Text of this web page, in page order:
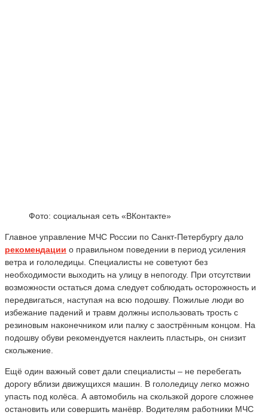
Фото: социальная сеть «ВКонтакте»
Главное управление МЧС России по Санкт-Петербургу дало
рекомендации о правильном поведении в период усиления
ветра и гололедицы. Специалисты не советуют без
необходимости выходить на улицу в непогоду. При отсутствии
возможности остаться дома следует соблюдать осторожность и
передвигаться, наступая на всю подошву. Пожилые люди во
избежание падений и травм должны использовать трость с
резиновым наконечником или палку с заострённым концом. На
подошву обуви рекомендуется наклеить пластырь, он снизит
скольжение.
Ещё один важный совет дали специалисты – не перебегать
дорогу вблизи движущихся машин. В гололедицу легко можно
упасть под колёса. А автомобиль на скользкой дороге сложнее
остановить или совершить манёвр. Водителям работники МЧС